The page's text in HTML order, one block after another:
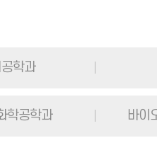
학과
학공학과 바이